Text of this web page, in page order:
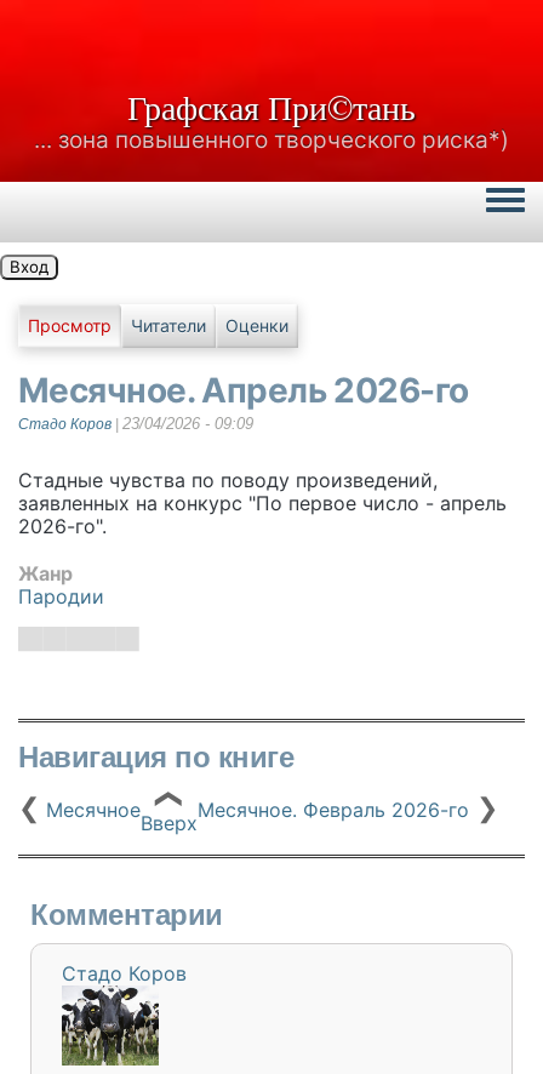
Графская При©тань
... зона повышенного творческого риска*)
Вход
Главные вкладки
Просмотр Читатели Оценки
Месячное. Апрель 2026-го
Стадо Коров 23/04/2026 - 09:09
Стадные чувства по поводу произведений,
заявленных на конкурс "По первое число - апрель
2026-го".
Жанр
Пародии
Навигация по книге
❮ Месячное ❮
Вверх
Месячное. Февраль 2026-го ❯
Комментарии
Стадо Коров